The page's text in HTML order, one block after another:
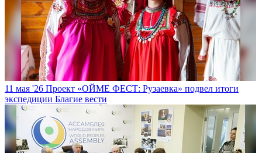
11 мая '26 Проект «ОЙМЕ ФЕСТ: Рузаевка» подвел итоги
экспедиции Благие вести